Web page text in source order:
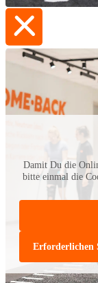
Damit Du die
bitte einmal die
Erforderlichen